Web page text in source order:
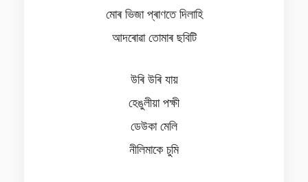
মোৰ ভিজা প্ৰাণতে দিলাহি
আদৰোৱা তোমাৰ ছবিটি
উৰি উৰি যায়
হেঙুলীয়া পক্ষী
ডেউকা মেলি
নীলিমাকে চুমি